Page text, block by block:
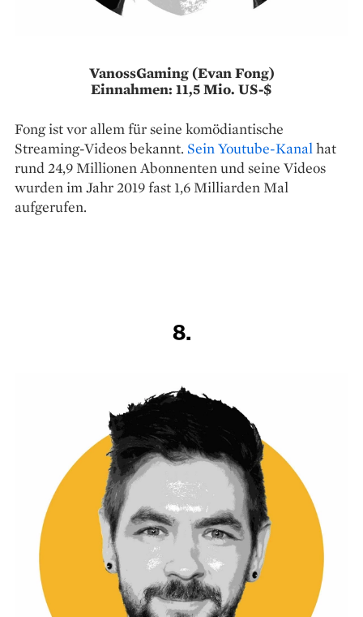
VanossGaming (Evan Fong)
Einnahmen: 11,5 Mio. US-$
Fong ist vor allem für seine komödiantische
Streaming-Videos bekannt. Sein Youtube-Kanalhat
rund 24,9 Millionen Abonnenten und seine Videos
wurden im Jahr 2019 fast 1,6 Milliarden Mal
aufgerufen.
8.